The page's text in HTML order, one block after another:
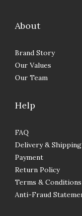
About
Brand Story
Our Values
Our Team
Help
FAQ
Delivery & Shipping
Payment
Return Policy
Terms & Conditions
Anti-Fraud